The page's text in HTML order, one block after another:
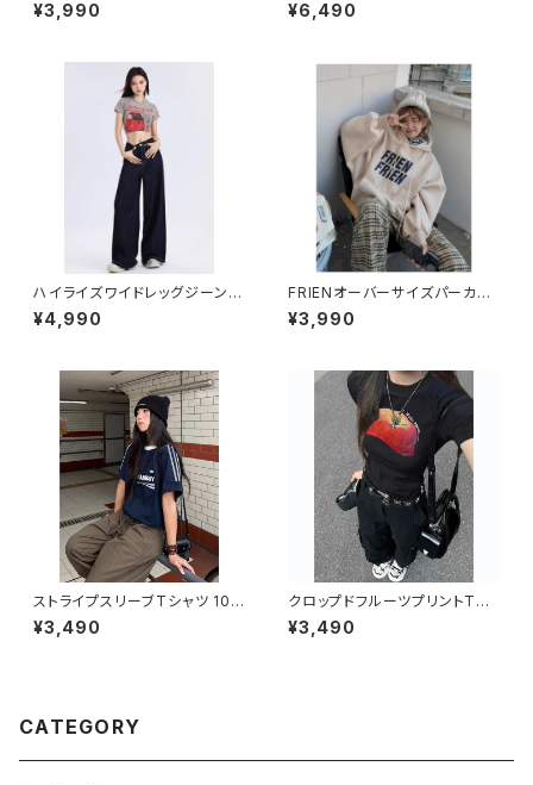
¥3,990 ¥6,490
ハイライズワイドレッグジーンズ
1013-240806003
¥4,990
FRIENオーバーサイズパーカー
1013-220829016
¥3,990
ストライプスリーブTシャツ 101
3-240806008
¥3,490
クロップドフルーツプリントTシ
ャツ 1013-240806002
¥3,490
CATEGORY